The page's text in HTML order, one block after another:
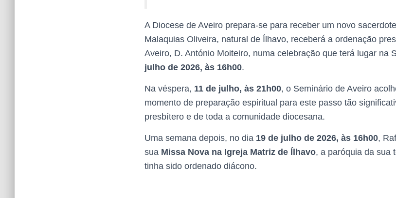
A Diocese de Aveiro prepara-se para receber um novo
Malaquias Oliveira, natural de Ílhavo, receberá a ordenação
Aveiro, D. António Moiteiro, numa celebração que terá lugar na
julho de 2026, às 16h00.
Na véspera, 11 de julho, às 21h00, o Seminário de Aveiro
momento de preparação espiritual para este passo tão
presbítero e de toda a comunidade diocesana.
Uma semana depois, no dia 19 de julho de 2026, às 16h00,
sua Missa Nova na Igreja Matriz de Ílhavo, a paróquia da sua
tinha sido ordenado diácono.